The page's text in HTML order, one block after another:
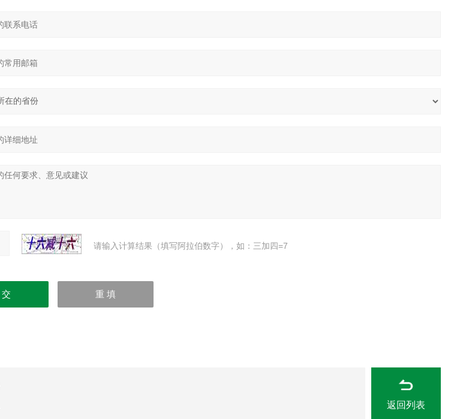
请输入计算结果（填写阿拉伯数字），如：三加四=7
返回列表